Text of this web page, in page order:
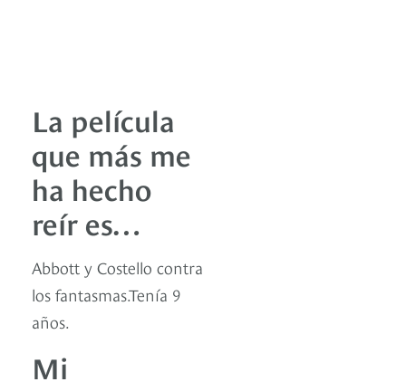
La película
que más me
ha hecho
reír es…
Abbott y Costello contra
los fantasmas.Tenía 9
años.
Mi